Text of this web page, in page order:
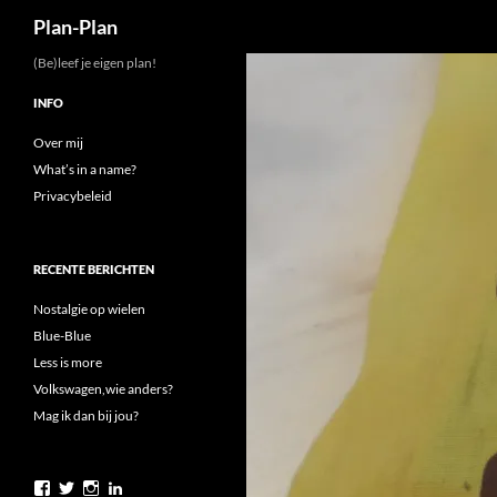
inhoud
Plan-Plan
(Be)leef je eigen plan!
INFO
Over mij
What’s in a name?
Privacybeleid
RECENTE BERICHTEN
Nostalgie op wielen
Blue-Blue
Less is more
Volkswagen,wie anders?
Mag ik dan bij jou?
BekijkBekijkBekijk